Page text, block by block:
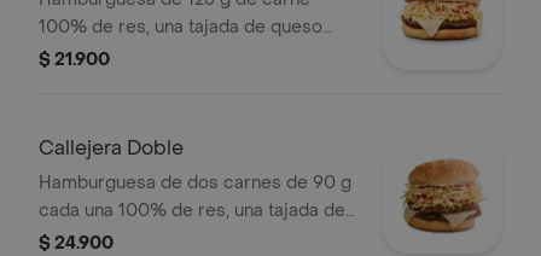
100% de res, una tajada de queso
tipo mozzarella, papas callejera, salsa
$ 21.900
Callejera Doble
Hamburguesa de dos carnes de 90 g
cada una 100% de res, una tajada de
queso tipo mozzarella, papas
$ 24.900